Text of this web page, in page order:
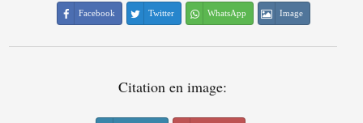
Facebook Twitter WhatsApp Image
Citation en image: